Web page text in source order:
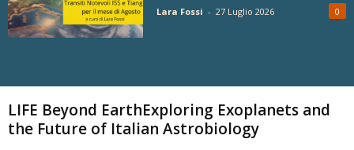
Lara Fossi - 27 Luglio 2026 0
LIFE Beyond EarthExploring Exoplanets and
the Future of Italian Astrobiology